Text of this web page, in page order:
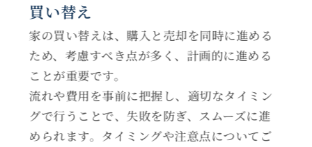
買い替え
家の買い替えは、購入と売却を同時に進める
ため、考慮すべき点が多く、計画的に進める
ことが重要です。
流れや費用を事前に把握し、適切なタイミン
グで行うことで、失敗を防ぎ、スムーズに進
められます。タイミングや注意点についてご